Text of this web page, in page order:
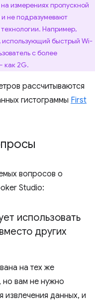
измерениях пропускной
и не подразумевают
Например,
использующий быстрый Wi-
с более
как 2G.
рассчитываются
гистограммы First
вопросов о
Studio:
использовать
других
на тех же
но вам не нужно
извлечения данных, и